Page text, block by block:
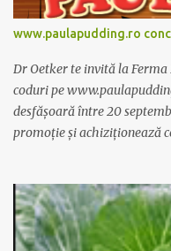
www.paulapudding.ro
Dr Oetker te invită la
coduri pe
desfășoară între 20
promoție și achiziționează
concurs Ferma Paulei. Poți
săptămânal tractorașul
excursie la o super-fermă